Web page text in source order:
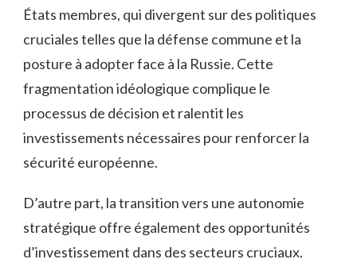
États membres, qui divergent sur des politiques
cruciales telles que la défense commune et la
posture à adopter face à la Russie. Cette
fragmentation idéologique complique le
processus de décision et ralentit les
investissements nécessaires pour renforcer la
sécurité européenne.
D’autre part, la transition vers une autonomie
stratégique offre également des opportunités
d’investissement dans des secteurs cruciaux.